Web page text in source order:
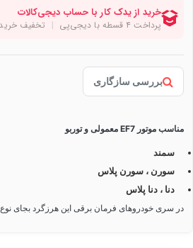
بررسی سازگاری
مناسب موتور EF7 معمولی و توربو
سمند
سورن ، سورن پلاس
دنا ، دنا پلاس
در سری خودروهای فرمان برقی این هرزگرد بجای نوع B نصب میشود